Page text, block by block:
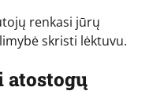
renkasi jūrų
skristi lėktuvu.
atostogų